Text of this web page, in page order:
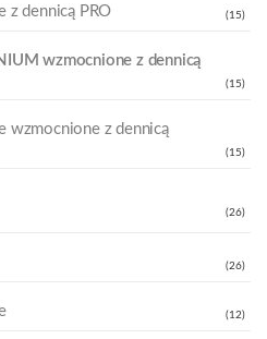
z dennicą PRO (15)
wzmocnione z dennicą
(15)
wzmocnione z dennicą
(15)
(26)
(26)
(12)